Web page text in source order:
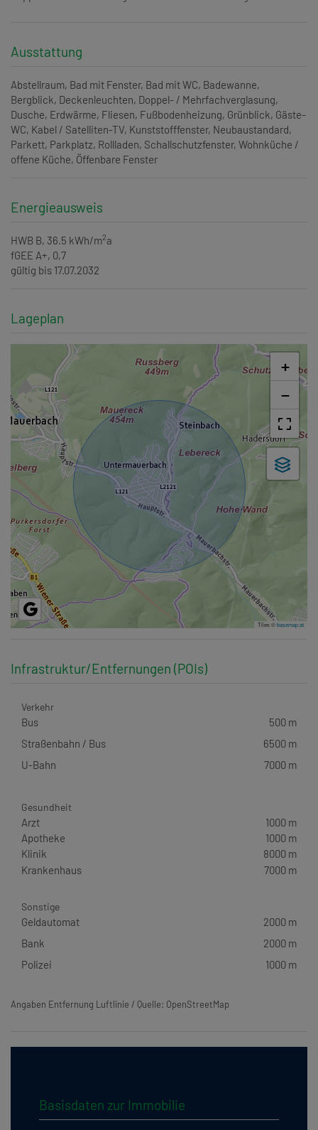
Ausstattung
Abstellraum Bad mit Fenster Bad mit WC Badewanne
Bergblick Deckenleuchten Doppel- / Mehrfachverglasung
Dusche Erdwärme Fliesen Fußbodenheizung Grünblick Gäste-
WC Kabel / Satelliten-TV Kunststofffenster Neubaustandard
Parkett Parkplatz Rollladen Schallschutzfenster Wohnküche /
offene Küche Öffenbare Fenster
Energieausweis
HWB B, 36.5 kWh/m2a
fGEE A+, 0,7
gültig bis 17.07.2032
Lageplan
+
−
Tiles ©basemap.at
Infrastruktur/Entfernungen (POIs)
Verkehr
Bus
500 m
Straßenbahn / Bus
6500 m
U-Bahn
7000 m
Gesundheit
Arzt
1000 m
Apotheke
1000 m
Klinik
8000 m
Krankenhaus
7000 m
Sonstige
Geldautomat
2000 m
Bank
2000 m
Polizei
1000 m
Angaben Entfernung Luftlinie / Quelle: OpenStreetMap
Basisdaten zur Immobilie